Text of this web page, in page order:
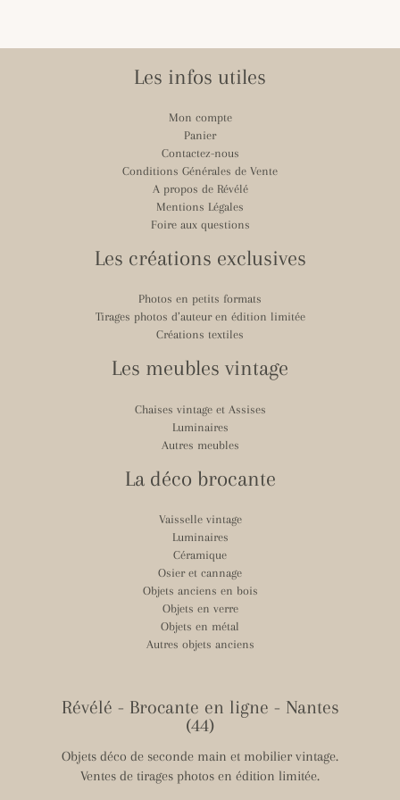
Les infos utiles
Mon compte
Panier
Contactez-nous
Conditions Générales de Vente
A propos de Révélé
Mentions Légales
Foire aux questions
Les créations exclusives
Photos en petits formats
Tirages photos d’auteur en édition limitée
Créations textiles
Les meubles vintage
Chaises vintage et Assises
Luminaires
Autres meubles
La déco brocante
Vaisselle vintage
Luminaires
Céramique
Osier et cannage
Objets anciens en bois
Objets en verre
Objets en métal
Autres objets anciens
Révélé - Brocante en ligne - Nantes
(44)
Objets déco de seconde main et mobilier vintage.
Ventes de tirages photos en édition limitée.